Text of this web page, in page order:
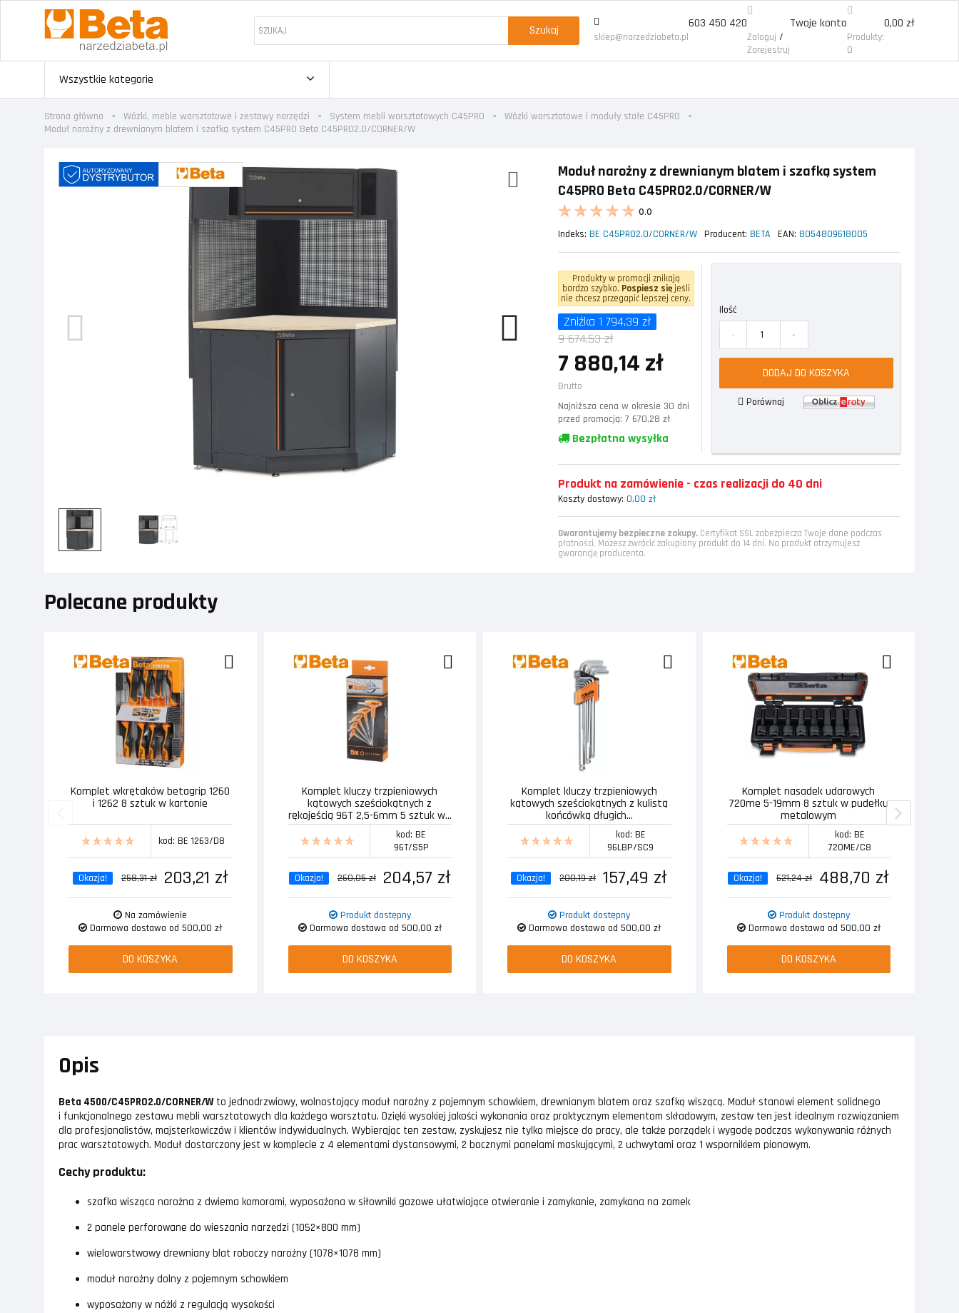
Szukaj 603 450 420
sklep@narzedziabeta.pl
Twoje konto
Zaloguj /
Zarejestruj
0,00 zł
Produkty:
0
Wszystkie kategorie
Strona główna Wózki, meble warsztatowe i zestawy narzędzi System mebli warsztatowych C45PRO
Wózki warsztatowe i moduły stałe C45PRO
Moduł narożny z drewnianym blatem i szafką system C45PRO Beta C45PRO2.0/CORNER/W
Moduł narożny z drewnianym blatem i szafką system
C45PRO Beta C45PRO2.0/CORNER/W
0.0
Indeks: BE C45PRO2.0/CORNER/W Producent: BETA EAN: 8054809618005
Produkty w promocji znikają
bardzo szybko. Pospiesz sięjeśli
nie chcesz przegapić lepszej ceny.
Zniżka 1 794,39 zł
9 674,53 zł
7 880,14 zł
Brutto
Najniższa cena w okresie 30 dni
przed promocją: 7 670,28 zł
Bezpłatna wysyłka
Ilość
- +
DODAJ DO KOSZYKA
Porównaj
Produkt na zamówienie - czas realizacji do 40 dni
Koszty dostawy: 0,00 zł
Gwarantujemy bezpieczne zakupy.Certyfikat SSL zabezpiecza Twoje dane podczas
płatności. Możesz zwrócić zakupiony produkt do 14 dni. Na produkt otrzymujesz
gwarancję producenta.
Polecane produkty
Komplet wkrętaków betagrip 1260
i 1262 8 sztuk w kartonie
kod: BE 1263/D8
Okazja! 258,31 zł 203,21 zł
Na zamówienie
Darmowa dostawa od 500,00 zł
DO KOSZYKA
Komplet kluczy trzpieniowych
kątowych sześciokątnych z
rękojeścią 96T 2,5-6mm 5 sztuk w...
kod: BE
96T/S5P
Okazja! 260,05 zł 204,57 zł
Produkt dostępny
Darmowa dostawa od 500,00 zł
DO KOSZYKA
Komplet kluczy trzpieniowych
kątowych sześciokątnych z kulistą
końcówką długich...
kod: BE
96LBP/SC9
Okazja! 200,19 zł 157,49 zł
Produkt dostępny
Darmowa dostawa od 500,00 zł
DO KOSZYKA
Komplet nasadek udarowych
720me 5-19mm 8 sztuk w pudełku
metalowym
kod: BE
720ME/C8
Okazja! 621,24 zł 488,70 zł
Produkt dostępny
Darmowa dostawa od 500,00 zł
DO KOSZYKA
Opis
Beta 4500/C45PRO2.0/CORNER/Wto jednodrzwiowy, wolnostojący moduł narożny z pojemnym schowkiem, drewnianym blatem oraz szafką wiszącą. Moduł stanowi element solidnego
i funkcjonalnego zestawu mebli warsztatowych dla każdego warsztatu. Dzięki wysokiej jakości wykonania oraz praktycznym elementom składowym, zestaw ten jest idealnym rozwiązaniem
dla profesjonalistów, majsterkowiczów i klientów indywidualnych. Wybierając ten zestaw, zyskujesz nie tylko miejsce do pracy, ale także porządek i wygodę podczas wykonywania różnych
prac warsztatowych. Moduł dostarczony jest w komplecie z 4 elementami dystansowymi, 2 bocznymi panelami maskującymi, 2 uchwytami oraz 1 wspornikiem pionowym.
Cechy produktu:
szafka wisząca narożna z dwiema komorami, wyposażona w siłowniki gazowe ułatwiające otwieranie i zamykanie, zamykana na zamek
2 panele perforowane do wieszania narzędzi (1052×800 mm)
wielowarstwowy drewniany blat roboczy narożny (1078×1078 mm)
moduł narożny dolny z pojemnym schowkiem
wyposażony w nóżki z regulacją wysokości